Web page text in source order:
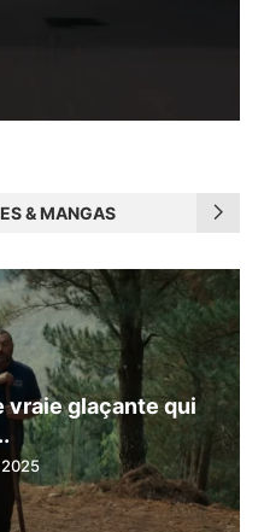
& MANGAS
vraie glaçante qui